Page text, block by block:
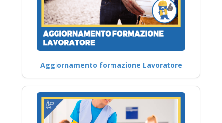
Aggiornamento formazione Lavoratore